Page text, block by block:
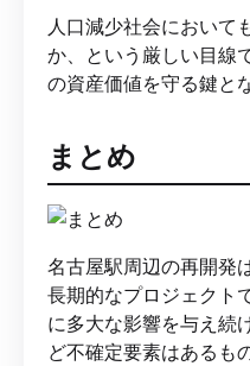
人口減少社会において
か、という厳しい目線
の資産価値を守る鍵と
まとめ
名古屋駅周辺の再開発
長期的なプロジェクト
に多大な影響を与え続
ど不確定要素はあるも